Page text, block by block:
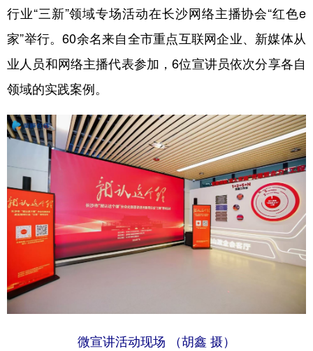
文化 书画 健康 军事
法律
学术中国 乡村振兴 银龄 溯源中国
城市 旅游 能源 会展
彩票 娱乐 时尚 悦读
公益 一带一路 亚太网 上市公司
文化产业
地方频道
天津 河北
行业“三新”领域专场活动在长沙网络主播协会“红色e
家”举行。60余名来自全市重点互联网企业、新媒体从
业人员和网络主播代表参加，6位宣讲员依次分享各自
领域的实践案例。
微宣讲活动现场 （胡鑫 摄）